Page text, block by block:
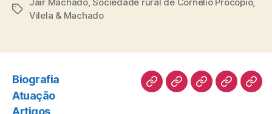
Tags
Vilela & Machado
Biografia
Atuação
Artigos
BiografiaAtuaçãoArtigosNorte